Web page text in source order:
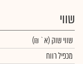
שווי
שווי שוק (א` ₪)
מכפיל רווח